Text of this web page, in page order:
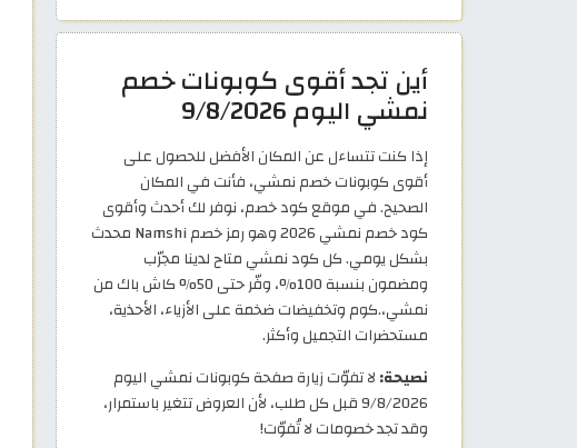
أين تجد أقوى كوبونات خصم
نمشي اليوم 9/8/2026
إذا كنت تتساءل عن المكان الأفضل للحصول على
أقوى كوبونات خصم نمشي، فأنت في المكان
الصحيح. في موقع كود خصم، نوفر لك أحدث وأقوى
كود خصم نمشي 2026 وهو رمز خصم Namshi محدث
بشكل يومي. كل كود نمشي متاح لدينا مجرّب
ومضمون بنسبة 100%، وفّر حتى 50% كاش باك من
نمشي،.كوم وتخفيضات ضخمة على الأزياء، الأحذية،
مستحضرات التجميل وأكثر.
نصيحة: لا تفوّت زيارة صفحة كوبونات نمشي اليوم
9/8/2026 قبل كل طلب، لأن العروض تتغير باستمرار،
وقد تجد خصومات لا تُفوّت!